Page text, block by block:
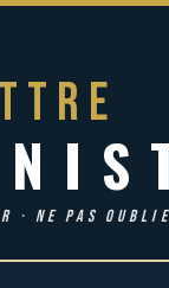
· NE PAS